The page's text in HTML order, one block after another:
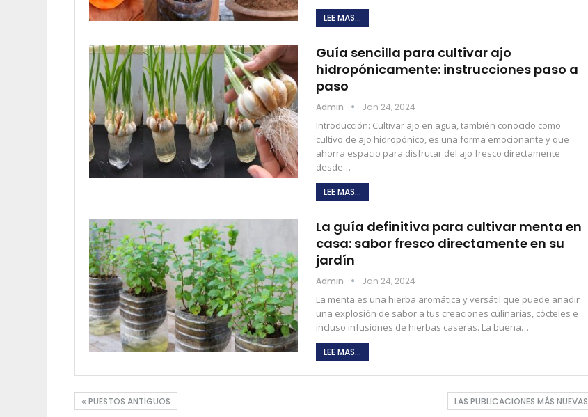
LEE MAS...
Guía sencilla para cultivar ajo
hidropónicamente: instrucciones paso a
paso
Admin Jan 24, 2024
Introducción: Cultivar ajo en agua, también conocido como
cultivo de ajo hidropónico, es una forma emocionante y que
ahorra espacio para disfrutar del ajo fresco directamente
desde…
LEE MAS...
La guía definitiva para cultivar menta en
casa: sabor fresco directamente en su
jardín
Admin Jan 24, 2024
La menta es una hierba aromática y versátil que puede añadir
una explosión de sabor a tus creaciones culinarias, cócteles e
incluso infusiones de hierbas caseras. La buena…
LEE MAS...
PUESTOS ANTIGUOS LAS PUBLICACIONES MÁS NUEVAS